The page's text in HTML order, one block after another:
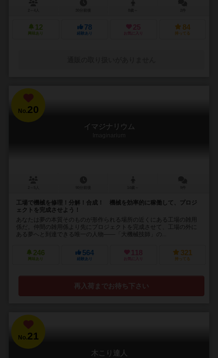
12
興味あり
78
経験あり
25
お気に入り
84
持ってる
No.20
イマジナリウム
Imaginarium
工場で機械を修理！分解！合成！ 機械を効率的に稼働して、プロジ
ェクトを完成させよう！
あなたは夢の本質そのものが形作られる場所の近くにある工場の雑用
係だ。仲間の雑用係より先にプロジェクトを完成させて、工場の外に
ある夢へと到達できる唯一の人物――「大機械技師」の...
246
興味あり
564
経験あり
118
お気に入り
321
持ってる
再入荷までお待ち下さい
No.21
木こり達人